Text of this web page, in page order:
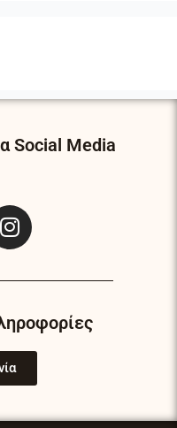
Social Media
I
n
t
g
r
a
m